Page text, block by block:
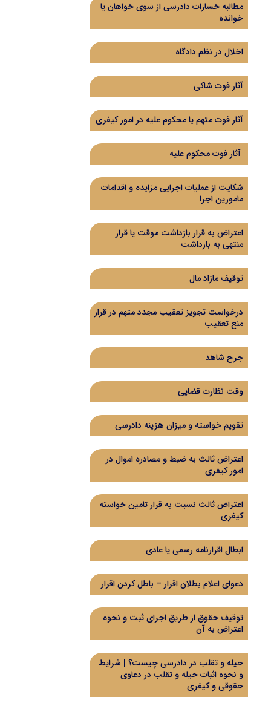
مطالبه خسارات دادرسی از سوی خواهان یا
خوانده
اخلال در نظم دادگاه
آثار فوت شاکی
آثار فوت متهم یا محکوم علیه در امور کیفری
آثار فوت محکوم علیه
شکایت از عملیات اجرایی مزایده و اقدامات
مامورین اجرا
اعتراض به قرار بازداشت موقت یا قرار
منتهی به بازداشت
توقیف مازاد مال
درخواست تجویز تعقیب مجدد متهم در قرار
منع تعقیب
جرح شاهد
وقت نظارت قضایی
تقویم خواسته و میزان هزینه دادرسی
اعتراض ثالث به ضبط و مصادره اموال در
امور کیفری
اعتراض ثالث نسبت به قرار تامین خواسته
کیفری
ابطال اقرارنامه رسمی یا عادی
دعوای اعلام بطلان اقرار – باطل کردن اقرار
توقیف حقوق از طریق اجرای ثبت و نحوه
اعتراض به آن
حیله و تقلب در دادرسی چیست؟ | شرایط
و نحوه اثبات حیله و تقلب در دعاوی
حقوقی و کیفری